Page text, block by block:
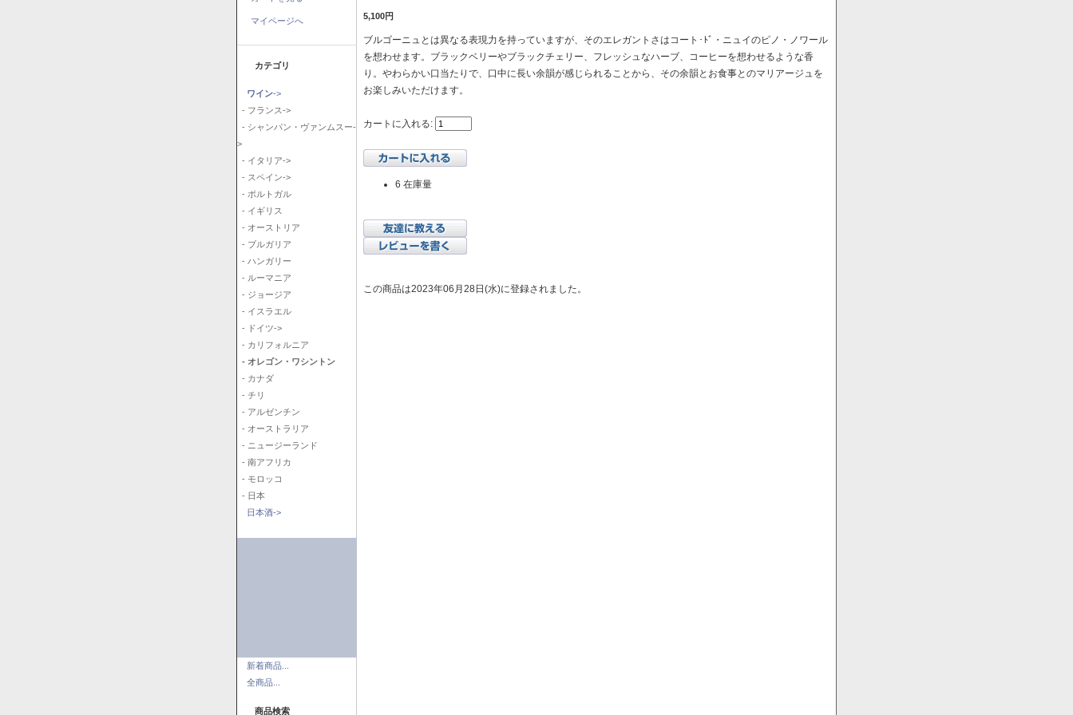
マイページへ
カテゴリ
ワイン->
- フランス->
- シャンパン・ヴァンムスー-
>
- イタリア->
- スペイン->
- ポルトガル
- イギリス
- オーストリア
- ブルガリア
- ハンガリー
- ルーマニア
- ジョージア
- イスラエル
- ドイツ->
- カリフォルニア
- オレゴン・ワシントン
- カナダ
- チリ
- アルゼンチン
- オーストラリア
- ニュージーランド
- 南アフリカ
- モロッコ
- 日本
日本酒->
新着商品...
全商品...
商品検索
5,100円
ブルゴーニュとは異なる表現力を持っていますが、そのエレガントさはコート･ﾄﾞ・ニュイのピノ・ノワール
を想わせます。ブラックベリーやブラックチェリー、フレッシュなハーブ、コーヒーを想わせるような香
り。やわらかい口当たりで、口中に長い余韻が感じられることから、その余韻とお食事とのマリアージュを
お楽しみいただけます。
カートに入れる:
6 在庫量
この商品は2023年06月28日(水)に登録されました。